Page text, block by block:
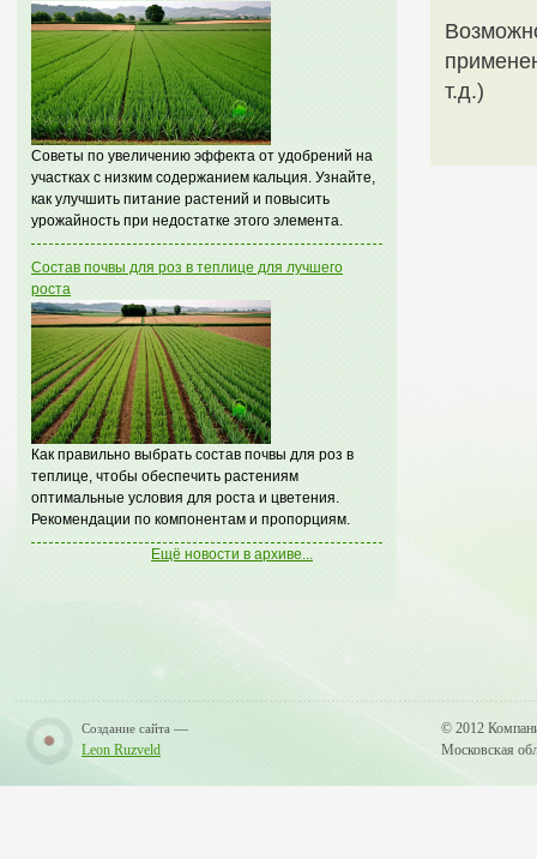
Советы по увеличению эффекта от удобрений на
участках с низким содержанием кальция. Узнайте,
как улучшить питание растений и повысить
урожайность при недостатке этого элемента.
Состав почвы для роз в теплице для лучшего
роста
Как правильно выбрать состав почвы для роз в
теплице, чтобы обеспечить растениям
оптимальные условия для роста и цветения.
Рекомендации по компонентам и пропорциям.
Ещё новости в архиве...
т.д.)
Создание сайта —
Leon Ruzveld
© 2012
Московская